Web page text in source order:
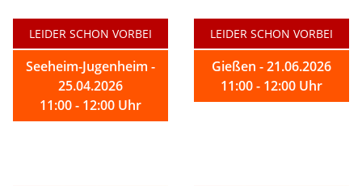
LEIDER SCHON VORBEI
Seeheim-Jugenheim -
25.04.2026
11:00 - 12:00 Uhr
LEIDER SCHON VORBEI
Gießen - 21.06.2026
11:00 - 12:00 Uhr